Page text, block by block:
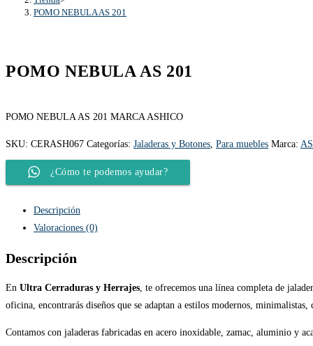
POMO NEBULA AS 201
POMO NEBULA AS 201
POMO NEBULA AS 201 MARCA ASHICO
SKU: CERASH067 Categorías: Jaladeras y Botones Para muebles Marca:
¿Cómo te podemos ayudar?
Descripción
Valoraciones (0)
Descripción
En Ultra Cerraduras y Herrajes, te ofrecemos una línea completa de
oficina, encontrarás diseños que se adaptan a estilos modernos, minimalistas,
Contamos con jaladeras fabricadas en acero inoxidable, zamac, aluminio y